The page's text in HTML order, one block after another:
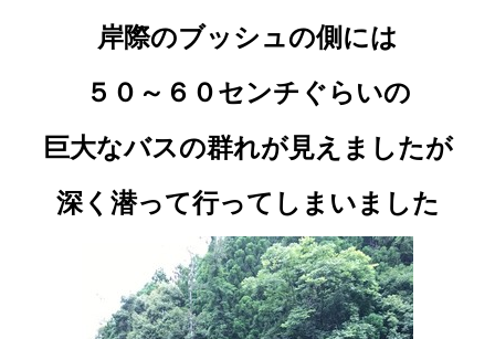
岸際のブッシュの側には
５０～６０センチぐらいの
巨大なバスの群れが見えましたが
深く潜って行ってしまいました